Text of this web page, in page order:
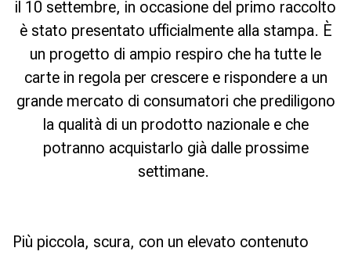
il 10 settembre, in occasione del primo raccolto
è stato presentato ufficialmente alla stampa. È
un progetto di ampio respiro che ha tutte le
carte in regola per crescere e rispondere a un
grande mercato di consumatori che prediligono
la qualità di un prodotto nazionale e che
potranno acquistarlo già dalle prossime
settimane.
Più piccola, scura, con un elevato contenuto